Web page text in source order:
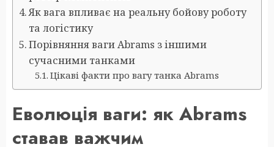
Як вага впливає на реальну бойову роботу
та логістику
Порівняння ваги Abrams з іншими
сучасними танками
Цікаві факти про вагу танка Abrams
Еволюція ваги: як Abrams
ставав важчим